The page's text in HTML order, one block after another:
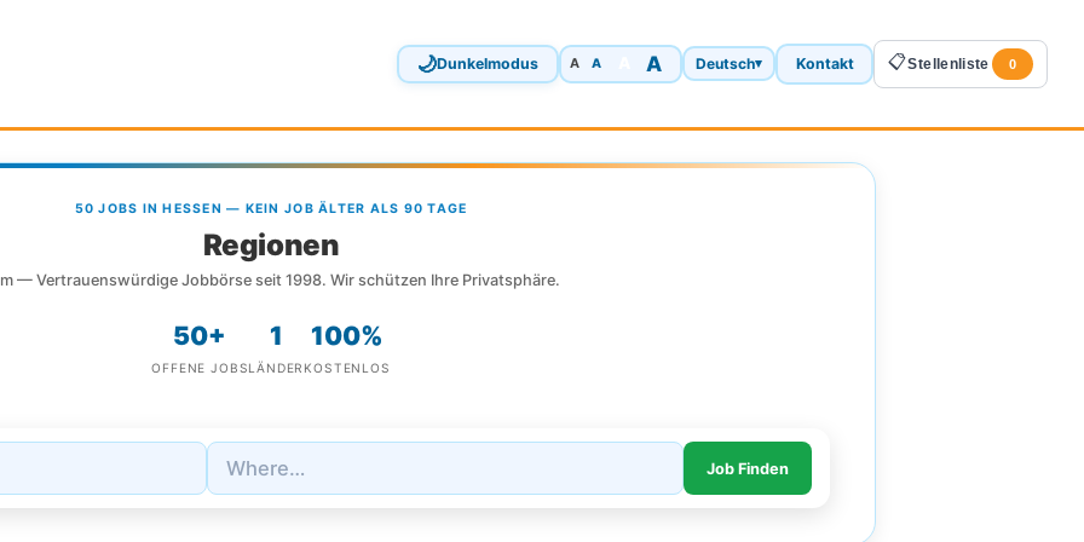
🌙Dunkelmodus A A A Deutsch▾ Kontakt 📋Stellenliste 0
50 JOBS IN HESSEN — KEIN JOB ÄLTER ALS 90 TAGE
Regionen
— Vertrauenswürdige Jobbörse seit 1998. Wir schützen Ihre Privatsphäre.
50+
OFFENE JOBS
1
LÄNDER
100%
KOSTENLOS